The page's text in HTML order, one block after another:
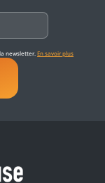
newsletter.En savoir plus